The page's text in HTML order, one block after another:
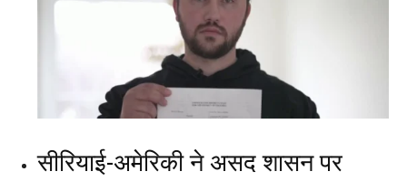
सीरियाई-अमेरिकी ने असद शासन पर